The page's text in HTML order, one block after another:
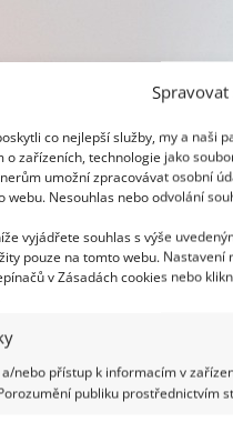
co nejlepší služby, my a naši
o zařízeních, technologie jako
umožní zpracovávat osobní
webu. Nesouhlas nebo odvolání
vyjádřete souhlas s výše
pouze na tomto webu.
v Zásadách cookies nebo
nebo přístup k informacím v
publiku prostřednictvím